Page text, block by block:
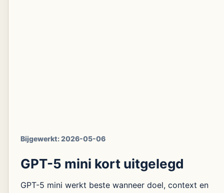
Bijgewerkt:2026-05-06
GPT-5 mini kort uitgelegd
GPT-5 mini werkt beste wanneer doel, context en